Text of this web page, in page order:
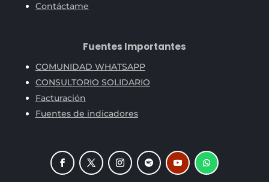
Contáctame
Fuentes Importantes
COMUNIDAD WHATSAPP
CONSULTORIO SOLIDARIO
Facturación
Fuentes de indicadores